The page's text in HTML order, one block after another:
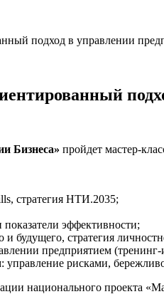
подход в управлении
Бизнеса» пройдет мастер-
стратегия НТИ.2035;
эффективности;
будущего, стратегия
предприятием (тренинг-
рисками,
национального проекта